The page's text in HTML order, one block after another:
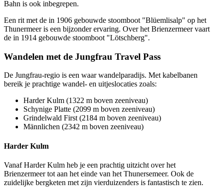
Bahn is ook inbegrepen.
Een rit met de in 1906 gebouwde stoomboot "Blüemlisalp" op het
Thunermeer is een bijzonder ervaring. Over het Brienzermeer vaart
de in 1914 gebouwde stoomboot "Lötschberg".
Wandelen met de Jungfrau Travel Pass
De Jungfrau-regio is een waar wandelparadijs. Met kabelbanen
bereik je prachtige wandel- en uitjeslocaties zoals:
Harder Kulm (1322 m boven zeeniveau)
Schynige Platte (2099 m boven zeeniveau)
Grindelwald First (2184 m boven zeeniveau)
Männlichen (2342 m boven zeeniveau)
Harder Kulm
Vanaf Harder Kulm heb je een prachtig uitzicht over het
Brienzermeer tot aan het einde van het Thunersemeer. Ook de
zuidelijke bergketen met zijn vierduizenders is fantastisch te zien.